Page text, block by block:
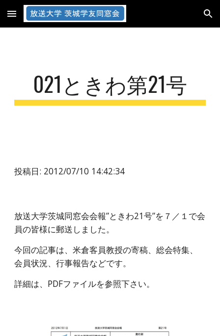
Skip to main content Skip to navigation
021ときわ第21号
投稿日: 2012/07/10 14:42:34
放送大学茨城同窓会会報”ときわ21号”を７／１で会
員の皆様に郵送しました。
今回の記事は、米倉客員教授の寄稿、総会特集、
会員状況、行事報告などです。
詳細は、PDFファイルを参照下さい。